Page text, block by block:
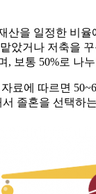
을 일정한 비
았거나 저축을
보통 50%로 나
료에 따르면
졸혼을 선택하